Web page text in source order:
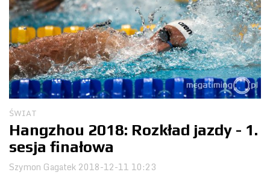
Plebiscyt
Psychologia
Obozy
ŚWIAT
Hangzhou 2018: Rozkład jazdy - 1.
sesja finałowa
Szymon Gagatek 2018-12-11 10:23